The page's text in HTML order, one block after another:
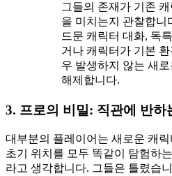
그들의 존재가 기존
을 미치는지 관찰합니
드문 캐릭터 대화, 독
거나 캐릭터가 기본
우 발생하지 않는 새
해제합니다.
3. 프로의 비밀: 직관에 반하
대부분의 플레이어는 새로운 캐
초기 위치를 모두 똑같이 탐험하
라고 생각합니다. 그들은 틀렸습